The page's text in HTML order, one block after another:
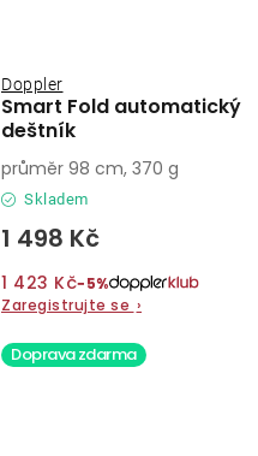
Smart Fold automatický
deštník
Doppler
Skladem
1 498 Kč
1 423 Kč−5%
Zaregistrujte se ›
průměr 98 cm, 370 g
Doprava zdarma